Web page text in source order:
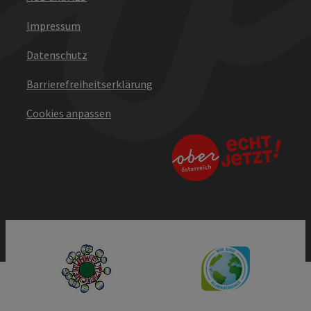
Impressum
Datenschutz
Barrierefreiheitserklärung
Cookies anpassen